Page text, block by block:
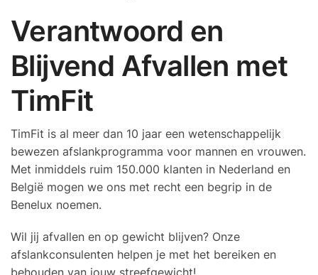
Verantwoord en
Blijvend Afvallen met
TimFit
TimFit is al meer dan 10 jaar een wetenschappelijk
bewezen afslankprogramma voor mannen en vrouwen.
Met inmiddels ruim 150.000 klanten in Nederland en
België mogen we ons met recht een begrip in de
Benelux noemen.
Wil jij afvallen en op gewicht blijven? Onze
afslankconsulenten helpen je met het bereiken en
behouden van jouw streefgewicht!